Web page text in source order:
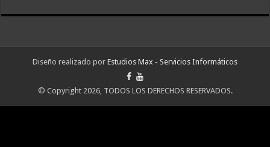
Diseño realizado por Estudios Max - Servicios Informáticos
© Copyright 2026, TODOS LOS DERECHOS RESERVADOS.